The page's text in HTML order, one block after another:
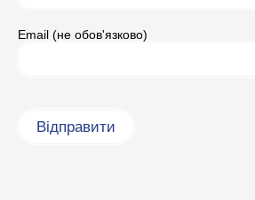
Email (не обов'язково)